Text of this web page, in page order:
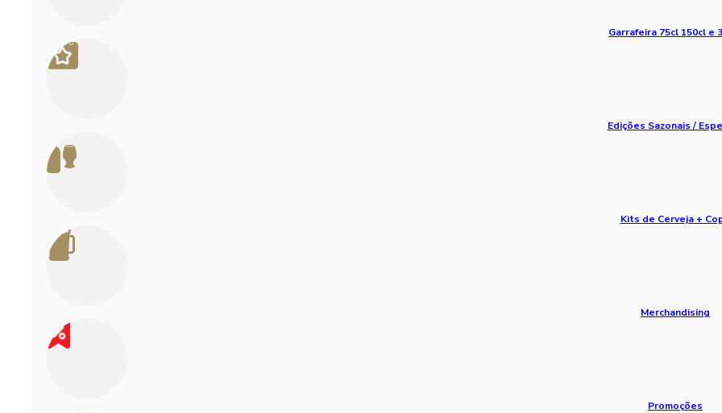
Garrafeira 75cl 150cl e
Edições Sazonais /
Kits de Cerveja +
Merchandising
Promoções